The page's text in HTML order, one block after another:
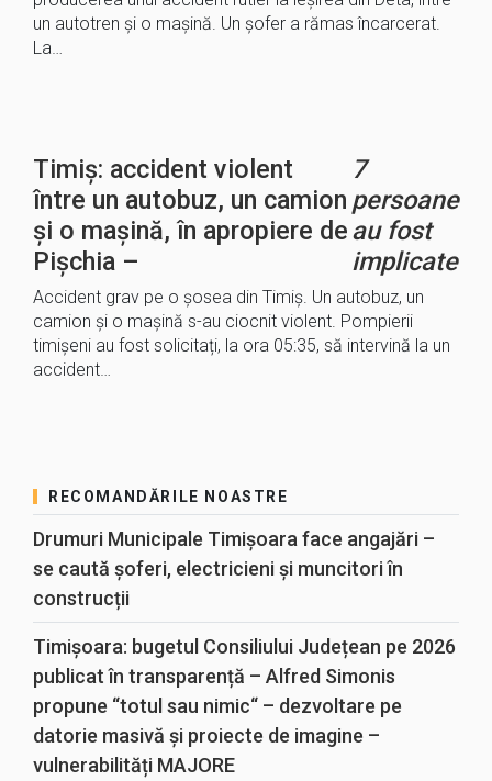
un autotren și o mașină. Un șofer a rămas încarcerat.
La…
Timiș: accident violent
între un autobuz, un camion
și o mașină, în apropiere de
Pișchia –
7
persoane
au fost
implicate
Accident grav pe o șosea din Timiș. Un autobuz, un
camion și o mașină s-au ciocnit violent. Pompierii
timișeni au fost solicitați, la ora 05:35, să intervină la un
accident…
RECOMANDĂRILE NOASTRE
Drumuri Municipale Timișoara face angajări –
se caută șoferi, electricieni și muncitori în
construcții
Timișoara: bugetul Consiliului Județean pe 2026
publicat în transparență – Alfred Simonis
propune “totul sau nimic“ – dezvoltare pe
datorie masivă și proiecte de imagine –
vulnerabilități MAJORE